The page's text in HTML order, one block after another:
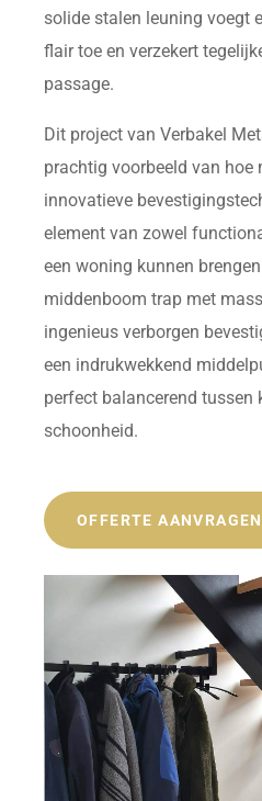
solide stalen leuning voegt
flair toe en verzekert
passage.
Dit project van Verbakel
prachtig voorbeeld van hoe
innovatieve
element van zowel
een woning kunnen
middenboom trap met
ingenieus verborgen
een indrukwekkend
perfect balancerend tussen
schoonheid.
OFFERTE AANVRAGEN